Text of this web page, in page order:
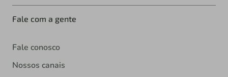
Fale com a gente
Fale conosco
Nossos canais